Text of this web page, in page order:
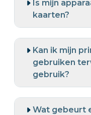
Is mijn
kaarten?
Kan ik mijn
gebruiken
gebruik?
Wat gebeurt